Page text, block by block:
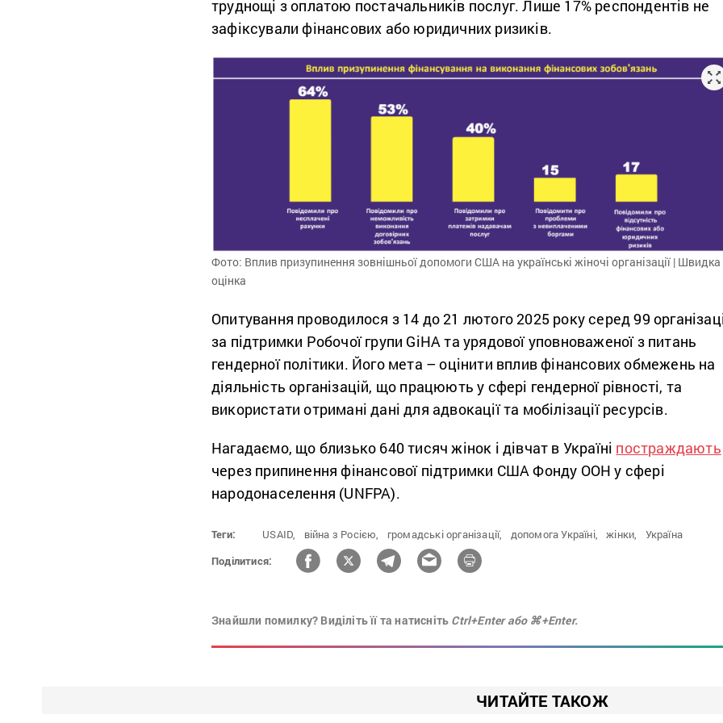
труднощі з оплатою постачальників послуг. Лише 17% респондентів не
зафіксували фінансових або юридичних ризиків.
Фото: Вплив призупинення зовнішньої допомоги США на українські жіночі організації | Швидка
оцінка
Опитування проводилося з 14 до 21 лютого 2025 року серед 99
за підтримки Робочої групи GiHA та урядової уповноваженої з питань
гендерної політики. Його мета – оцінити вплив фінансових обмежень на
діяльність організацій, що працюють у сфері гендерної рівності, та
використати отримані дані для адвокації та мобілізації ресурсів.
Нагадаємо, що близько 640 тисяч жінок і дівчат в Україні постраждають
через припинення фінансової підтримки США Фонду ООН у сфері
народонаселення (UNFPA).
Теги: USAID, війна з Росією, громадські організації, допомога Україні, жінки,
Україна
Поділитися:
Знайшли помилку? Виділіть її та натисніть Ctrl+Enter або ⌘+Enter.
ЧИТАЙТЕ ТАКОЖ